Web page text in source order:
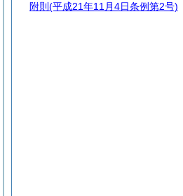
附則 (平成21年11月4日条例第2号)